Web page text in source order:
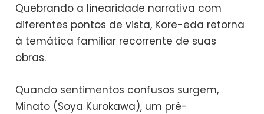
Quebrando a linearidade narrativa com
diferentes pontos de vista, Kore-eda retorna
à temática familiar recorrente de suas
obras.
Quando sentimentos confusos surgem,
Minato (Soya Kurokawa), um pré-